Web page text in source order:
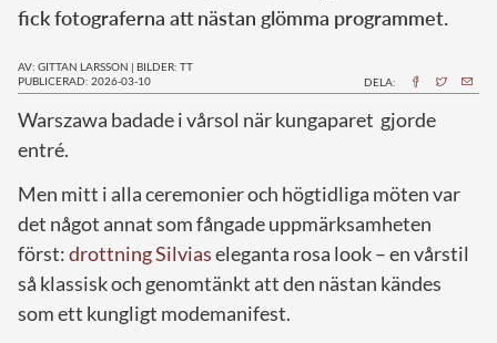
fick fotograferna att nästan glömma programmet.
AV: GITTAN LARSSON | BILDER: TT
PUBLICERAD: 2026-03-10
DELA:
Warszawa badade i vårsol när kungaparet gjorde
entré.
Men mitt i alla ceremonier och högtidliga möten var
det något annat som fångade uppmärksamheten
först:drottning Silviaseleganta rosa look – en vårstil
så klassisk och genomtänkt att den nästan kändes
som ett kungligt modemanifest.